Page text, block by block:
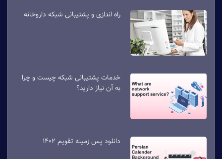
راه اندازی و پشتیبانی شبکه داروخانه
خدمات پشتیبانی شبکه چیست و چرا
به آن نیاز دارید؟
دانلود پس زمینه تقویم 1402